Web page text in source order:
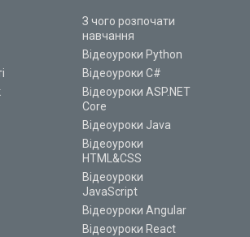
З чого розпочати
навчання
Відеоуроки Python
Відеоуроки C#
Відеоуроки ASP.NET
Core
Відеоуроки Java
Відеоуроки
HTML&CSS
Відеоуроки
JavaScript
Відеоуроки Angular
Відеоуроки React